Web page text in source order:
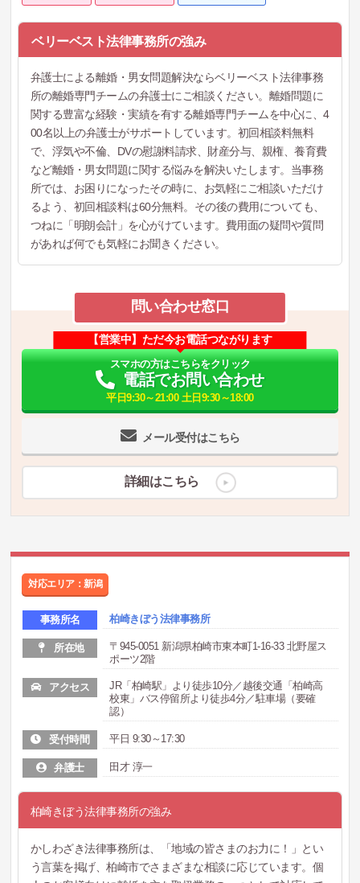
ベリーベスト法律事務所の強み
弁護士による離婚・男女問題解決ならベリーベスト法律事務
所の離婚専門チームの弁護士にご相談ください。離婚問題に
関する豊富な経験・実績を有する離婚専門チームを中心に、4
00名以上の弁護士がサポートしています。初回相談料無料
で、浮気や不倫、DVの慰謝料請求、財産分与、親権、養育費
など離婚・男女問題に関する悩みを解決いたします。当事務
所では、お困りになったその時に、お気軽にご相談いただけ
るよう、初回相談料は60分無料。その後の費用についても、
つねに「明朗会計」を心がけています。費用面の疑問や質問
があれば何でも気軽にお聞きください。
問い合わせ窓口
メール受付はこちら
【営業中】ただ今お電話つながります
スマホの方はこちらをクリック
電話でお問い合わせ
平日9:30～21:00 土日9:30～18:00
詳細はこちら
対応エリア：新潟
事務所名 柏崎きぼう法律事務所
所在地
〒945-0051 新潟県柏崎市東本町1-16-33 北野屋ス
ポーツ2階
アクセス
JR「柏崎駅」より徒歩10分／越後交通「柏崎高
校東」バス停留所より徒歩4分／駐車場（要確
認）
受付時間 平日 9:30～17:30
弁護士 田才 淳一
柏崎きぼう法律事務所の強み
かしわざき法律事務所は、「地域の皆さまのお力に！」とい
う言葉を掲げ、柏崎市でさまざまな相談に応じています。個